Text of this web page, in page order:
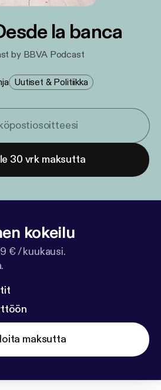
la banca
by BBVA Podcast
Uutiset & Politiikka
30 vrk maksutta
kokeilu
€ / kuukausi.
maksutta